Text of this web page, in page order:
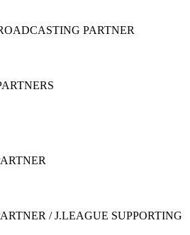
PARTNER
/ J.LEAGUE SUPPORTING